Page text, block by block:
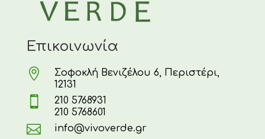
Επικοινωνία

Σοφοκλή Βενιζέλου 6, Περιστέρι,
12131

210 5768931
210 5768601
 info@vivoverde.gr